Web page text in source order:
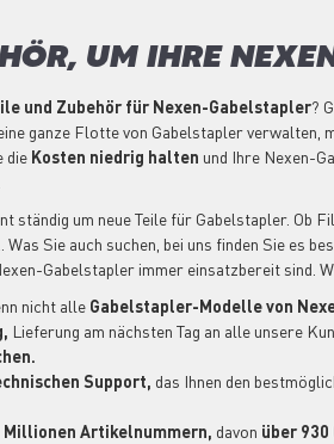
UM IHRE
und Zubehör für Nexen-Gabelstapler?
ganze Flotte von Gabelstapler verwalten,
die Kosten niedrig halten und Ihre Nexen-
um neue Teile für Gabelstapler. Ob
Sie auch suchen, bei uns finden Sie es
Gabelstapler immer einsatzbereit sind.
nicht alle Gabelstapler-Modelle von
Lieferung am nächsten Tag an alle unsere
Support, das Ihnen den
Millionen Artikelnummern, davon über 930